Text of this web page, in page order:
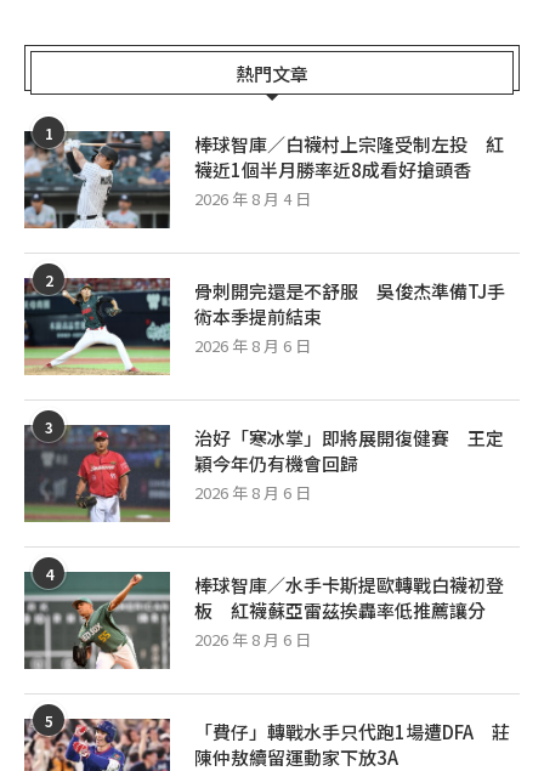
熱門文章
1
棒球智庫／白襪村上宗隆受制左投 紅
襪近1個半月勝率近8成看好搶頭香
2026 年 8 月 4 日
2
骨刺開完還是不舒服 吳俊杰準備TJ手
術本季提前結束
2026 年 8 月 6 日
3
治好「寒冰掌」即將展開復健賽 王定
穎今年仍有機會回歸
2026 年 8 月 6 日
4
棒球智庫／水手卡斯提歐轉戰白襪初登
板 紅襪蘇亞雷茲挨轟率低推薦讓分
2026 年 8 月 6 日
5
「費仔」轉戰水手只代跑1場遭DFA 莊
陳仲敖續留運動家下放3A